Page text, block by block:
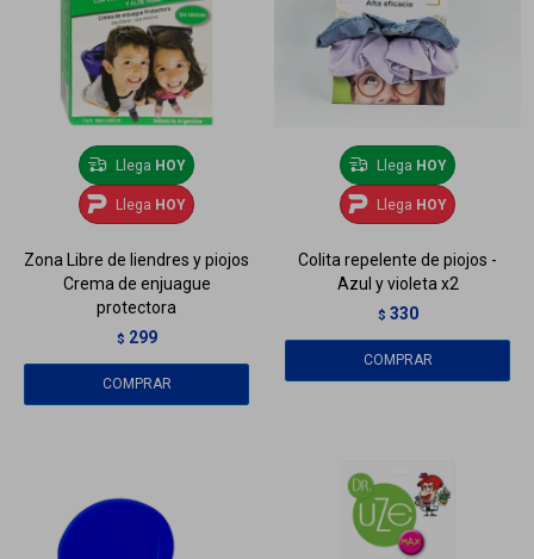
Llega HOY
Llega HOY
Zona Libre de liendres y piojos
Crema de enjuague
protectora
$ 299
Llega HOY
Llega HOY
Colita repelente de piojos -
Azul y violeta x2
$ 330